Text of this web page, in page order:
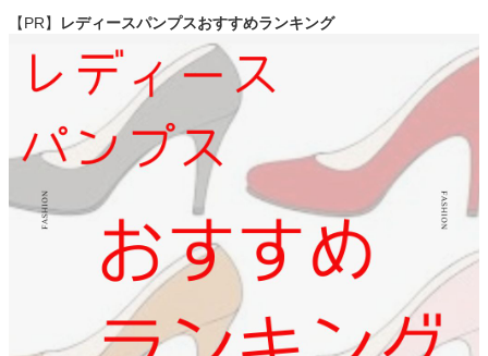
【PR】 レディースパンプスおすすめランキング